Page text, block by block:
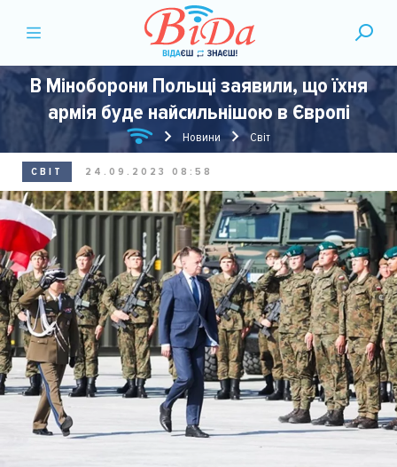
В Міноборони Польщі заявили, що їхня
армія буде найсильнішою в Європі
Новини Світ
СВІТ 24.09.2023 08:58